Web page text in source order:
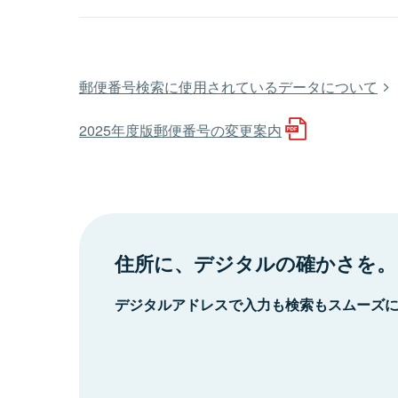
郵便番号検索に使用されているデータについて
2025年度版郵便番号の変更案内
住所に、デジタルの確かさを。
デジタルアドレスで入力も検索もスムーズ